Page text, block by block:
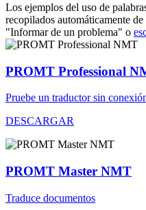
Los ejemplos del uso de
recopilados automáticamente
"Informar de un problema" o
PROMT Professional
Pruebe un traductor sin
DESCARGAR
PROMT Master NMT
Traduce documentos